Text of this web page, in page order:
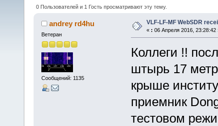
0 Пользователей и 1 Гость просматривают эту тему.
andrey rd4hu
Ветеран
Сообщений: 1135
VLF-LF-MF WebSDR
« : 06 Апреля 2016, 23:28:42
Коллеги !!
штырь 17
крыше
приемник
тестовом